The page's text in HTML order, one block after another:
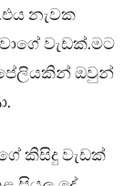
නැවක
වැඩක්.මට
ඔවුන්
කිසිදු වැඩක්